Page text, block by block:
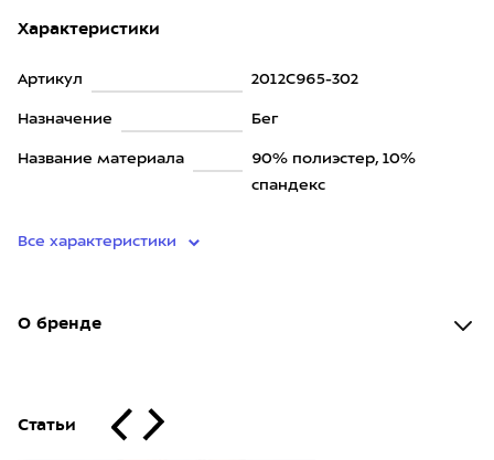
Характеристики
Артикул 2012C965-302
Назначение Бег
Название материала
90% полиэстер, 10%
спандекс
Все характеристики
О бренде
Статьи